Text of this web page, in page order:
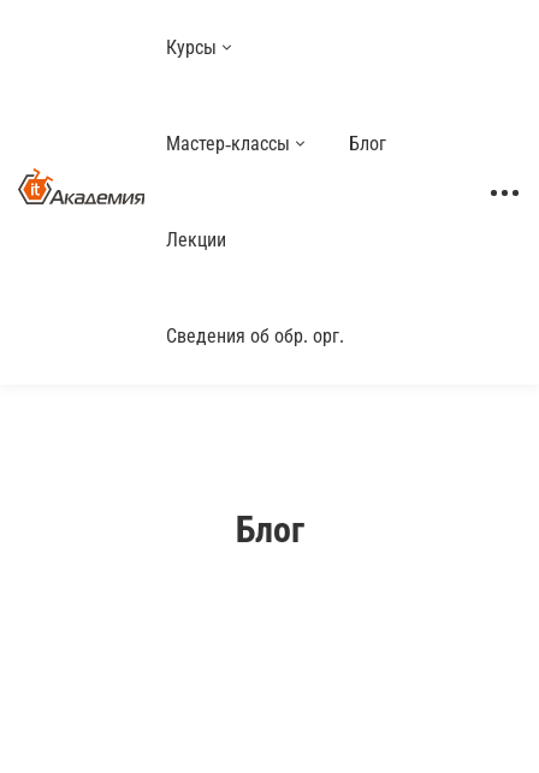
Курсы
Мастер-классы Блог
Лекции
Сведения об обр. орг.
Блог